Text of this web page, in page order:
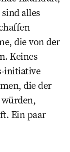
alles
die von der
Keines
initiative
die der
Ein paar